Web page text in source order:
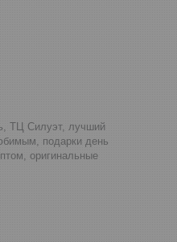
ТЦ Силуэт, лучший
подарки день
оригинальные